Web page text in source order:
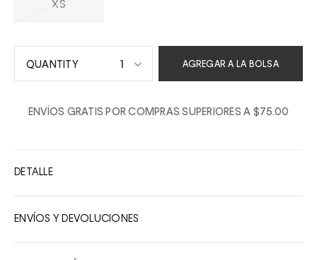
XS
1
2
AGREGAR A LA BOLSA
ENVÍOS GRATIS POR COMPRAS SUPERIORES A $75.00
DETALLE
ENVÍOS Y DEVOLUCIONES